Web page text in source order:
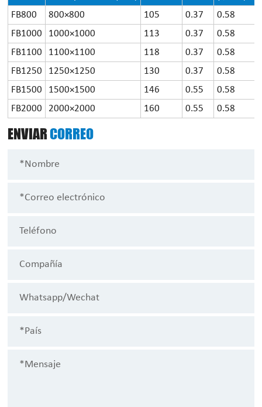
FB800
800×800 105 0.37
0.58
FB1000
1000×1000 113 0.37
0.58
FB1100
1100×1100 118 0.37
0.58
FB1250
1250×1250 130 0.37
0.58
FB1500
1500×1500 146 0.55
0.58
FB2000
2000×2000 160 0.55 0.58
ENVIARCORREO